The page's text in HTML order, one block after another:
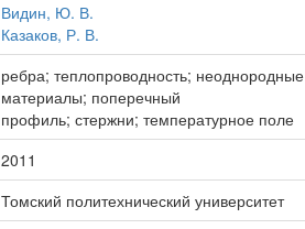
Видин, Ю. В.
Казаков, Р. В.
ребра; теплопроводность; неоднородные
материалы; поперечный
профиль; стержни; температурное поле
2011
Томский политехнический университет